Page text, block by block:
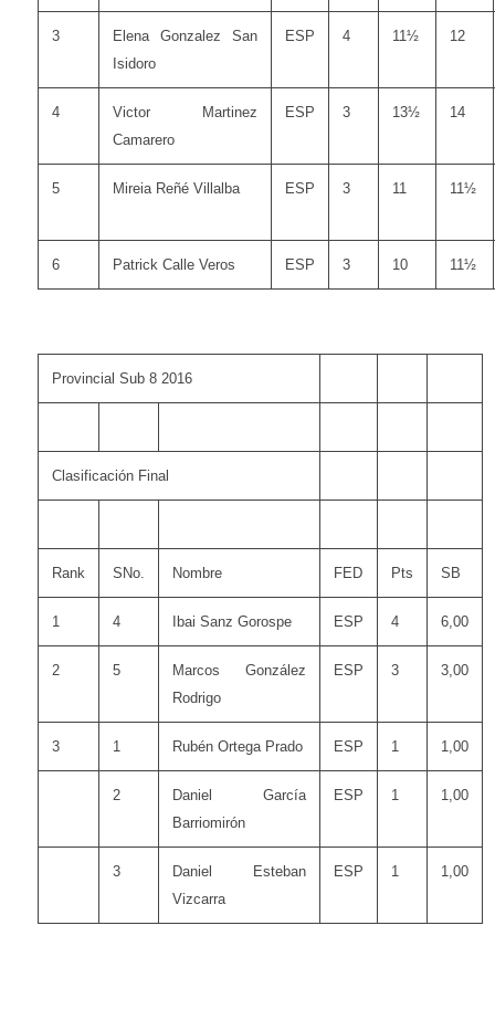
3
Elena Gonzalez San
Isidoro
ESP 4 11½ 12
4
Victor Martinez
Camarero
ESP 3 13½ 14
5 Mireia Reñé Villalba ESP 3 11 11½
6 Patrick Calle Veros ESP 3 10 11½
Provincial Sub 8 2016
Clasificación Final
Rank SNo. Nombre FED Pts SB
1 4 Ibai Sanz Gorospe ESP 4 6,00
2 5
Marcos González
Rodrigo
ESP 3 3,00
3 1 Rubén Ortega Prado ESP 1 1,00
2
Daniel García
Barriomirón
ESP 1 1,00
3
Daniel Esteban
Vizcarra
ESP 1 1,00